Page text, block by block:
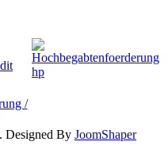
/
Designed By JoomShaper